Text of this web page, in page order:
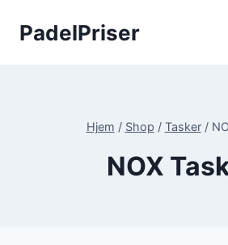
PadelPriser
Hjem / Shop / Tasker /
NOX